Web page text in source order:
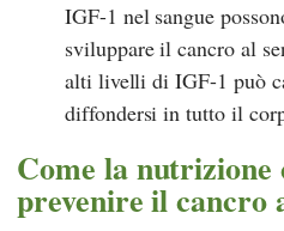
IGF-1 nel sangue
sviluppare il cancro al
alti livelli di IGF-1 può
diffondersi in tutto il
Come la nutrizione
prevenire il cancro